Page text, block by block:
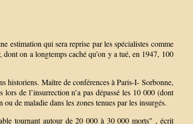
estimation qui sera reprise par les spécialistes comme
on a longtemps caché qu’on y a tué, en 1947, 100
historiens. Maître de conférences à Paris-I- Sorbonne,
de l’insurrection n’a pas dépassé les 10 000 (dont
de maladie dans les zones tenues par les insurgés.
tournant autour de 20 000 à 30 000 morts" , écrit